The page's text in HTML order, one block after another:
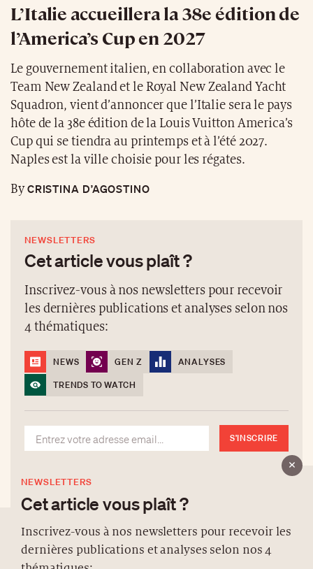
L’Italie accueillera la 38e édition de
l’America’s Cup en 2027
Le gouvernement italien, en collaboration avec le
Team New Zealand et le Royal New Zealand Yacht
Squadron, vient d’annoncer que l’Italie sera le pays
hôte de la 38e édition de la Louis Vuitton America’s
Cup qui se tiendra au printemps et à l’été 2027.
Naples est la ville choisie pour les régates.
ByCRISTINA D’AGOSTINO
NEWSLETTERS
Cet article vous plaît ?
Inscrivez-vous à nos newsletters pour recevoir
les dernières publications et analyses selon nos
4 thématiques:
NEWS GEN Z
ANALYSES
TRENDS TO WATCH
S'INSCRIRE
NEWSLETTERS
Cet article vous plaît ?
Inscrivez-vous à nos newsletters pour recevoir les
dernières publications et analyses selon nos 4
À PROPOS